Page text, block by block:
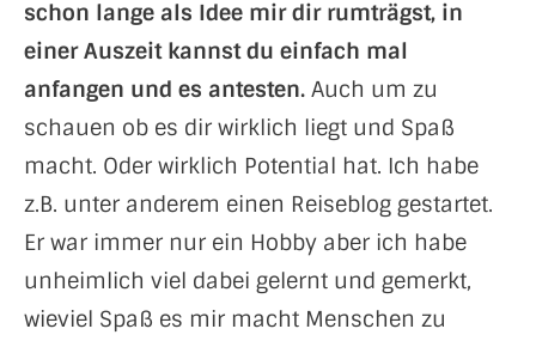
schon lange als Idee mir dir rumträgst, in
einer Auszeit kannst du einfach mal
anfangen und es antesten. Auch um zu
schauen ob es dir wirklich liegt und Spaß
macht. Oder wirklich Potential hat. Ich habe
z.B. unter anderem einen Reiseblog gestartet.
Er war immer nur ein Hobby aber ich habe
unheimlich viel dabei gelernt und gemerkt,
wieviel Spaß es mir macht Menschen zu